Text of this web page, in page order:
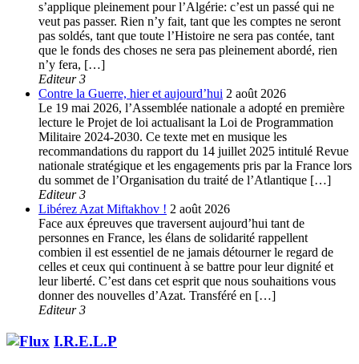
s’applique pleinement pour l’Algérie: c’est un passé qui ne
veut pas passer. Rien n’y fait, tant que les comptes ne seront
pas soldés, tant que toute l’Histoire ne sera pas contée, tant
que le fonds des choses ne sera pas pleinement abordé, rien
n’y fera, […]
Editeur 3
Contre la Guerre, hier et aujourd’hui 2 août 2026
Le 19 mai 2026, l’Assemblée nationale a adopté en première
lecture le Projet de loi actualisant la Loi de Programmation
Militaire 2024-2030. Ce texte met en musique les
recommandations du rapport du 14 juillet 2025 intitulé Revue
nationale stratégique et les engagements pris par la France lors
du sommet de l’Organisation du traité de l’Atlantique […]
Editeur 3
Libérez Azat Miftakhov ! 2 août 2026
Face aux épreuves que traversent aujourd’hui tant de
personnes en France, les élans de solidarité rappellent
combien il est essentiel de ne jamais détourner le regard de
celles et ceux qui continuent à se battre pour leur dignité et
leur liberté. C’est dans cet esprit que nous souhaitions vous
donner des nouvelles d’Azat. Transféré en […]
Editeur 3
I.R.E.L.P